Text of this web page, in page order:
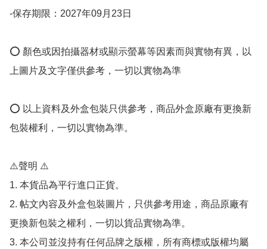
-保存期限：2027年09月23日
⭕️ 顏色或因拍攝器材或顯示螢幕等因素而與實物有異，以
上圖片及文字僅供參考，一切以實物為準
⭕️ 以上資料及外盒包裝只供參考，商品外盒原廠有更換新
包裝權利，一切以實物為準。
⚠️聲明 ⚠️
1. 本貨品為平行進口正貨。
2. 帖文內容及外盒包裝圖片，只供參考用途，商品原廠有
更換新包裝之權利，一切以貨品實物為準。
3. 本公司並沒持有任何品牌之版權，所有商標或版權均屬